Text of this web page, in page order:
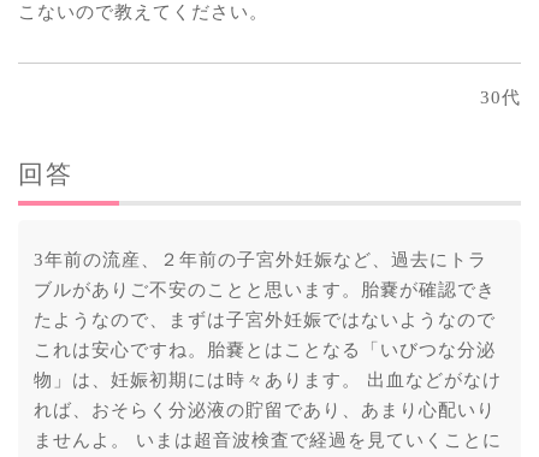
こないので教えてください。
30代
回答
3年前の流産、２年前の子宮外妊娠など、過去にトラ
ブルがありご不安のことと思います。胎嚢が確認でき
たようなので、まずは子宮外妊娠ではないようなので
これは安心ですね。胎嚢とはことなる「いびつな分泌
物」は、妊娠初期には時々あります。 出血などがなけ
れば、おそらく分泌液の貯留であり、あまり心配いり
ませんよ。 いまは超音波検査で経過を見ていくことに